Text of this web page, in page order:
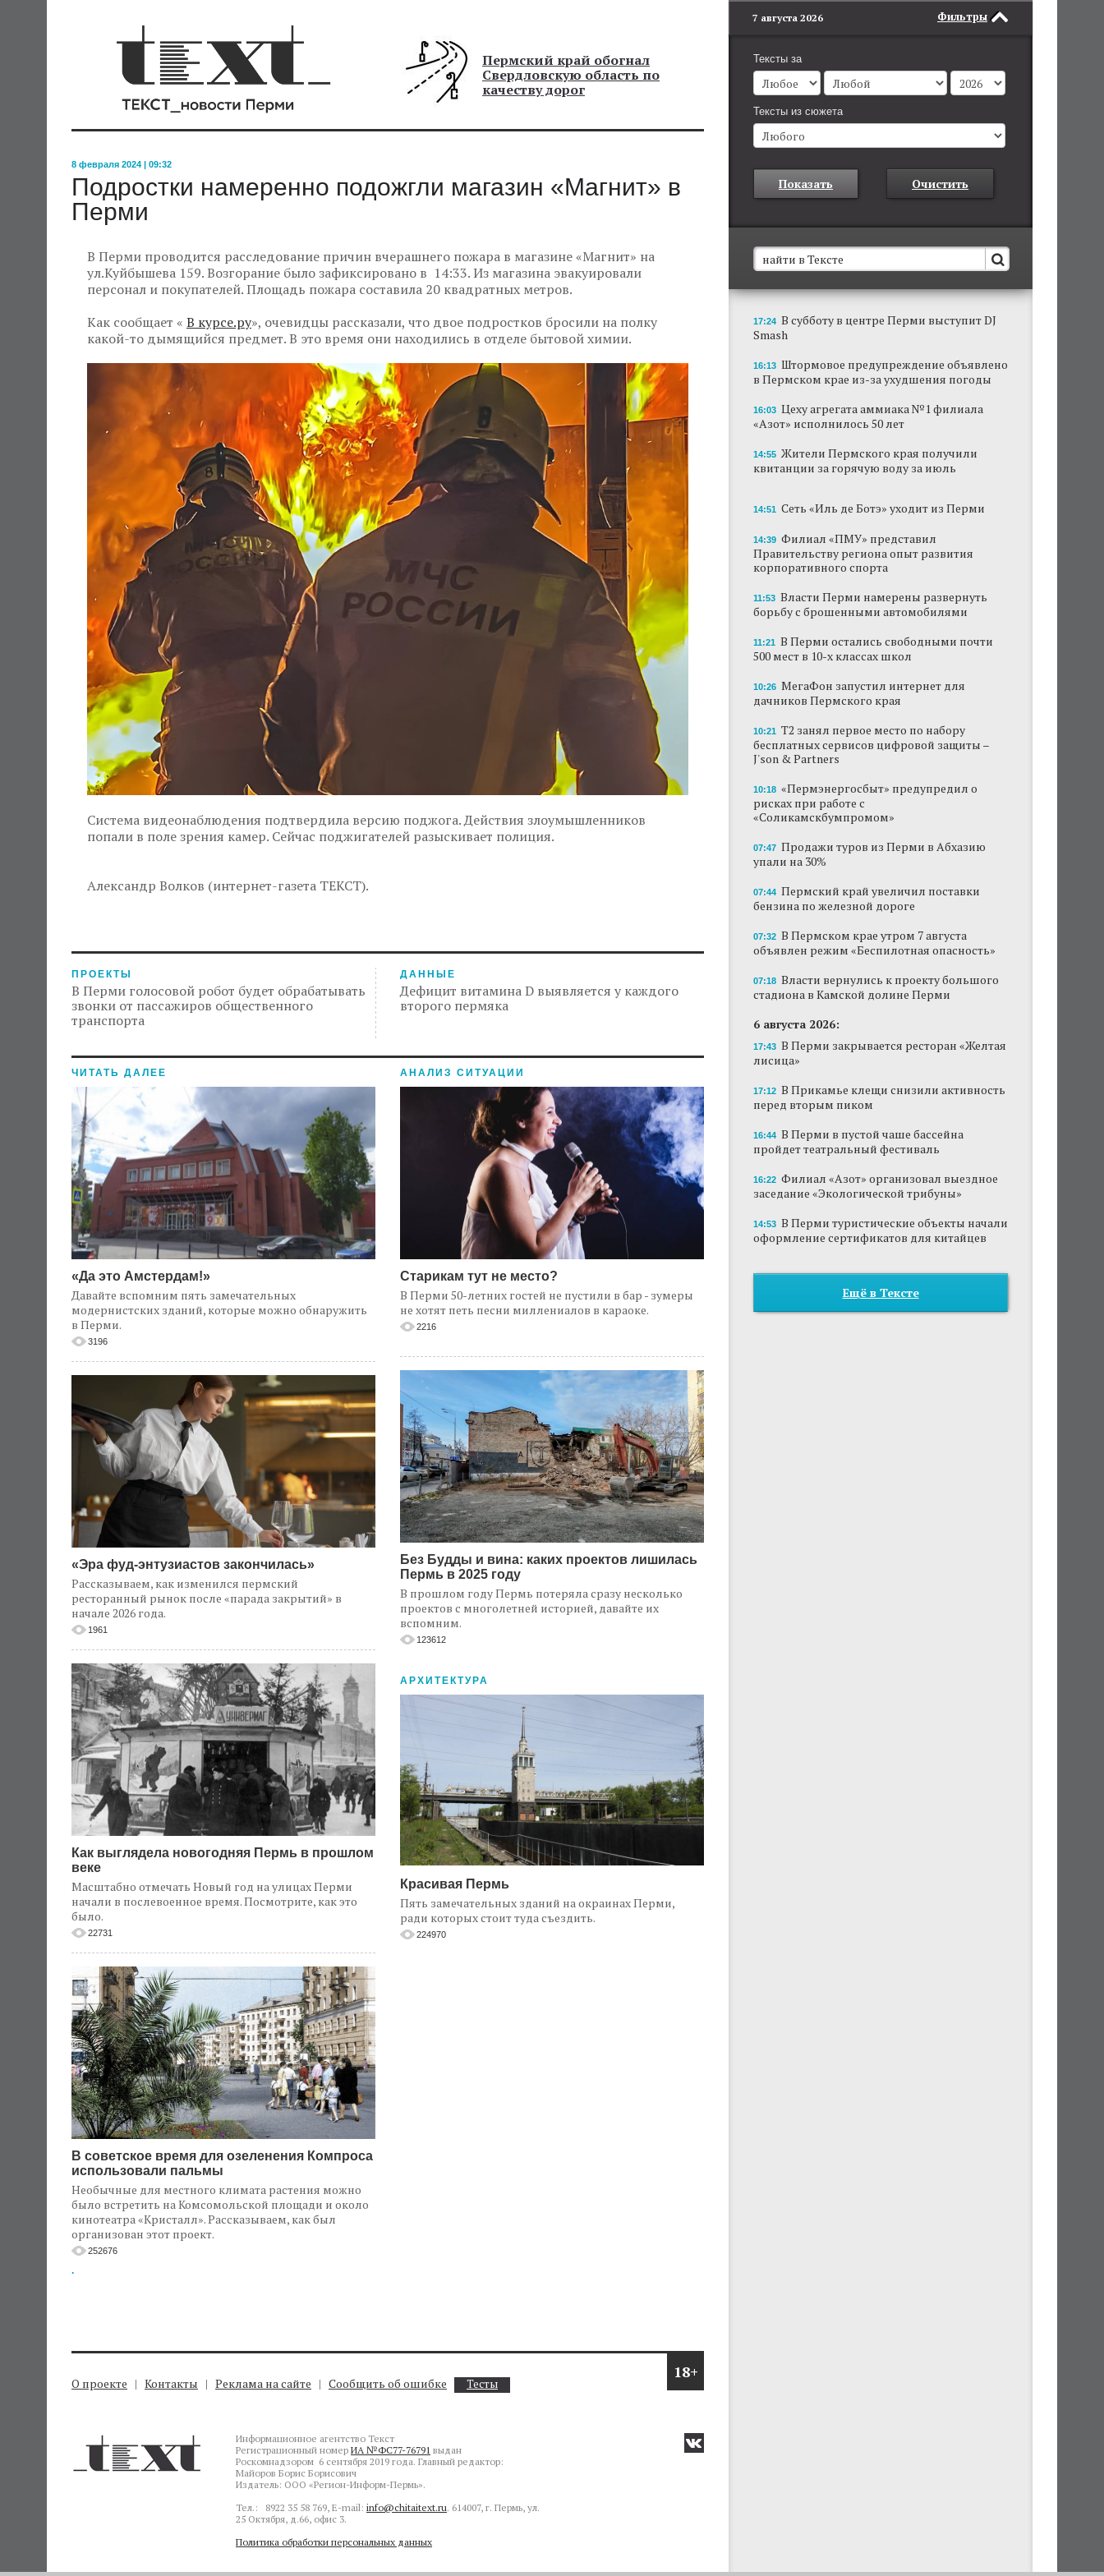
Пермский край обогнал
Свердловскую область по
качеству дорог
8 февраля 2024 | 09:32
Подростки намеренно подожгли магазин «Магнит» в
Перми
В Перми проводится расследование причин вчерашнего пожара в магазине «Магнит» на
ул.Куйбышева 159. Возгорание было зафиксировано в 14:33. Из магазина эвакуировали
персонал и покупателей. Площадь пожара составила 20 квадратных метров.
Как сообщает « В курсе.ру», очевидцы рассказали, что двое подростков бросили на полку
какой-то дымящийся предмет. В это время они находились в отделе бытовой химии.
Система видеонаблюдения подтвердила версию поджога. Действия злоумышленников
попали в поле зрения камер. Сейчас поджигателей разыскивает полиция.
Александр Волков (интернет-газета ТЕКСТ).
ПРОЕКТЫ
В Перми голосовой робот будет обрабатывать
звонки от пассажиров общественного
транспорта
ДАННЫЕ
Дефицит витамина D выявляется у каждого
второго пермяка
ЧИТАТЬ ДАЛЕЕ
«Да это Амстердам!»
Давайте вспомним пять замечательных
модернистских зданий, которые можно обнаружить
в Перми.
3196
«Эра фуд-энтузиастов закончилась»
Рассказываем, как изменился пермский
ресторанный рынок после «парада закрытий» в
начале 2026 года.
1961
Как выглядела новогодняя Пермь в прошлом
веке
Масштабно отмечать Новый год на улицах Перми
начали в послевоенное время. Посмотрите, как это
было.
22731
В советское время для озеленения Компроса
использовали пальмы
Необычные для местного климата растения можно
было встретить на Комсомольской площади и около
кинотеатра «Кристалл». Рассказываем, как был
организован этот проект.
252676
.
АНАЛИЗ СИТУАЦИИ
Старикам тут не место?
В Перми 50-летних гостей не пустили в бар - зумеры
не хотят петь песни миллениалов в караоке.
2216
Без Будды и вина: каких проектов лишилась
Пермь в 2025 году
В прошлом году Пермь потеряла сразу несколько
проектов с многолетней историей, давайте их
вспомним.
123612
АРХИТЕКТУРА
Красивая Пермь
Пять замечательных зданий на окраинах Перми,
ради которых стоит туда съездить.
224970
18+
О проекте Контакты Реклама на сайте Сообщить об ошибке Тесты
Информационное агентство Текст
Регистрационный номер ИА №ФС77-76791 выдан
Роскомнадзором 6 сентября 2019 года. Главный редактор:
Майоров Борис Борисович
Издатель: ООО «Регион-Информ-Пермь».
Тел.: 8922 35 58 769, E-mail: info@chitaitext.ru. 614007, г. Пермь, ул.
25 Октября, д.66, офис 3.
Политика обработки персональных данных
Фильтры
7 августа 2026
Тексты за
Тексты из сюжета
Показать Очистить
В Пермском крае установят новые станции
обнаружения беспилотников
Они используются для обнаружения и
отслеживания БПЛА в воздухе.
В субботу в центре Перми выступит DJ Smash
Сеть «Иль де Ботэ» уходит из Перми
Власти Перми намерены развернуть борьбу
с брошенными автомобилями
Продажи туров из Перми в Абхазию упали
на 30%
Власти вернулись к проекту большого
стадиона в Камской долине Перми
В Перми закрывается ресторан «Желтая
лисица»
В Перми в пустой чаше бассейна пройдет
театральный фестиваль
17:24 В субботу в центре Перми выступит DJ
Smash
16:13 Штормовое предупреждение объявлено
в Пермском крае из-за ухудшения погоды
16:03 Цеху агрегата аммиака №1 филиала
«Азот» исполнилось 50 лет
14:55 Жители Пермского края получили
квитанции за горячую воду за июль
14:51 Сеть «Иль де Ботэ» уходит из Перми
14:39 Филиал «ПМУ» представил
Правительству региона опыт развития
корпоративного спорта
11:53 Власти Перми намерены развернуть
борьбу с брошенными автомобилями
11:21 В Перми остались свободными почти
500 мест в 10-х классах школ
10:26 МегаФон запустил интернет для
дачников Пермского края
10:21 Т2 занял первое место по набору
бесплатных сервисов цифровой защиты –
J'son & Partners
10:18 «Пермэнергосбыт» предупредил о
рисках при работе с
«Соликамскбумпромом»
07:47 Продажи туров из Перми в Абхазию
упали на 30%
07:44 Пермский край увеличил поставки
бензина по железной дороге
07:32 В Пермском крае утром 7 августа
объявлен режим «Беспилотная опасность»
07:18 Власти вернулись к проекту большого
стадиона в Камской долине Перми
6 августа 2026:
17:43 В Перми закрывается ресторан «Желтая
лисица»
17:12 В Прикамье клещи снизили активность
перед вторым пиком
16:44 В Перми в пустой чаше бассейна
пройдет театральный фестиваль
16:22 Филиал «Азот» организовал выездное
заседание «Экологической трибуны»
14:53 В Перми туристические объекты начали
оформление сертификатов для китайцев
Ещё в Тексте